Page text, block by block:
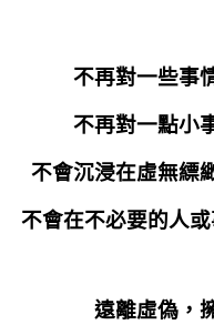
不再對一些事
不再對一點小
不會沉浸在虛無縹
不會在不必要的人
遠離虛偽，